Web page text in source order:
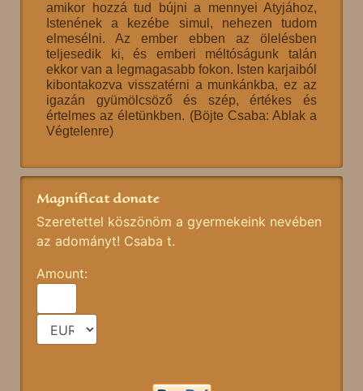
amikor hozzá tud bújni a mennyei Atyjához,
Istenének a kezébe simul, nehezen tudom
elmesélni. Az ember ebben az ölelésben
teljesedik ki, és emberi méltóságunk talán
ekkor van a legmagasabb fokon. Isten karjaiból
kibontakozva visszatérni a munkánkba, ez az
igazán gyümölcsöző és szép, értékes és
értelmes az életünkben. (Böjte Csaba: Ablak a
Végtelenre)
Magnificat donate
Szeretettel köszönöm a gyermekeink nevében
az adományt! Csaba t.
Amount: